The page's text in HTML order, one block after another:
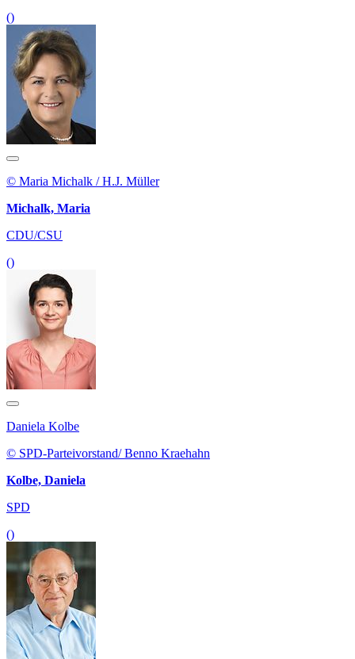
()
© Maria Michalk / H.J. Müller
Michalk, Maria
CDU/CSU
()
Daniela Kolbe
© SPD-Parteivorstand/ Benno Kraehahn
Kolbe, Daniela
SPD
()